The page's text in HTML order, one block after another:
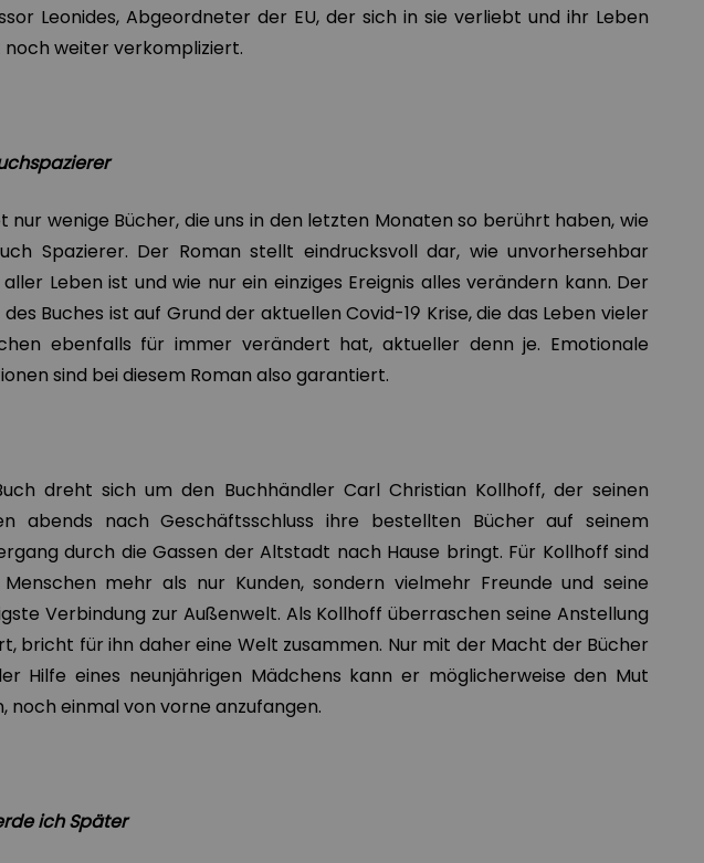
Leonides, Abgeordneter der EU, der sich in sie verliebt und ihr Leben
weiter verkompliziert.
nur wenige Bücher, die uns in den letzten Monaten so berührt haben, wie
Spazierer. Der Roman stellt eindrucksvoll dar, wie unvorhersehbar
Leben ist und wie nur ein einziges Ereignis alles verändern kann. Der
Buches ist auf Grund der aktuellen Covid-19 Krise, die das Leben vieler
ebenfalls für immer verändert hat, aktueller denn je. Emotionale
sind bei diesem Roman also garantiert.
dreht sich um den Buchhändler Carl Christian Kollhoff, der seinen
abends nach Geschäftsschluss ihre bestellten Bücher auf seinem
durch die Gassen der Altstadt nach Hause bringt. Für Kollhoff sind
Menschen mehr als nur Kunden, sondern vielmehr Freunde und seine
Verbindung zur Außenwelt. Als Kollhoff überraschen seine Anstellung
bricht für ihn daher eine Welt zusammen. Nur mit der Macht der Bücher
Hilfe eines neunjährigen Mädchens kann er möglicherweise den Mut
noch einmal von vorne anzufangen.
ich Später